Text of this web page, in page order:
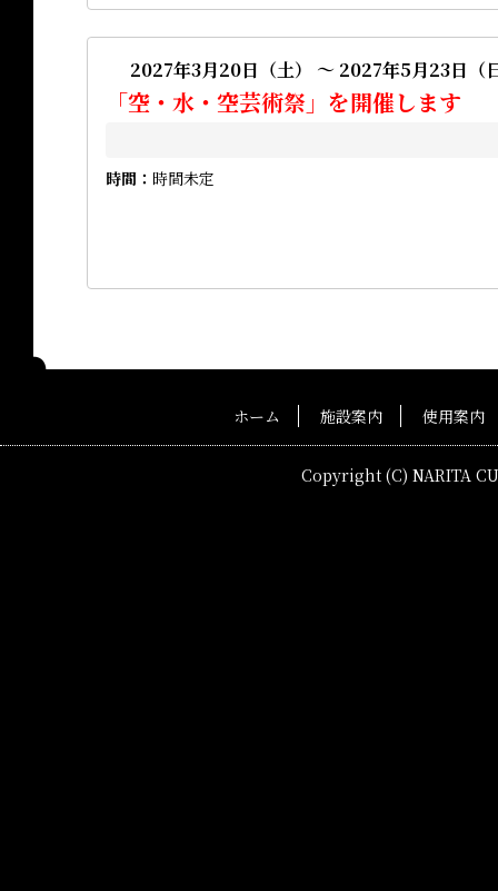
2027年3月20日（土） ～ 2027年5月23日（
「空・水・空芸術祭」を開催します
時間 時間未定
ホーム 施設案内 使用案内
Copyright (C) NARITA